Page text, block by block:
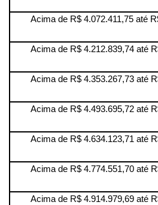
Acima de R$ 4.072.411,75 até
Acima de R$ 4.212.839,74 até
Acima de R$ 4.353.267,73 até
Acima de R$ 4.493.695,72 até
Acima de R$ 4.634.123,71 até
Acima de R$ 4.774.551,70 até
Acima de R$ 4.914.979,69 até